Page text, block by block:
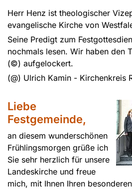
Herr Henz ist theologischer
evangelische Kirche von
Seine Predigt zum
nochmals lesen. Wir haben den
(©) aufgelockert.
(@) Ulrich Kamin - Kirchenkreis
Liebe
Festgemeinde,
an diesem wunderschönen
Frühlingsmorgen grüße ich
Sie sehr herzlich für unsere
Landeskirche und freue
mich, mit Ihnen Ihren